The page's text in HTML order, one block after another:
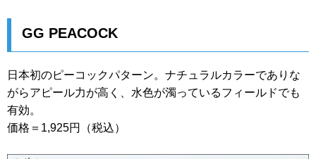
GG PEACOCK
日本初のピーコックパターン。ナチュラルカラーでありな
がらアピール力が高く、水色が濁っているフィールドでも
有効。
価格＝1,925円（税込）